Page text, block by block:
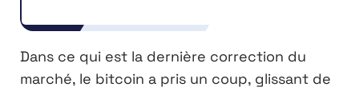
Dans ce qui est la dernière correction du
marché, le bitcoin a pris un coup, glissant de